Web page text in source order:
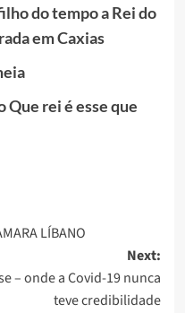
do tempo a Rei do
em Caxias
Que rei é esse que
LÍBANO
Next:
– onde a Covid-19 nunca
teve credibilidade